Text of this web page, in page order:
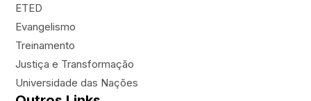
ETED
Evangelismo
Treinamento
Justiça e Transformação
Universidade das Nações